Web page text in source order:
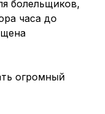
болельщиков,
часа до
огромный